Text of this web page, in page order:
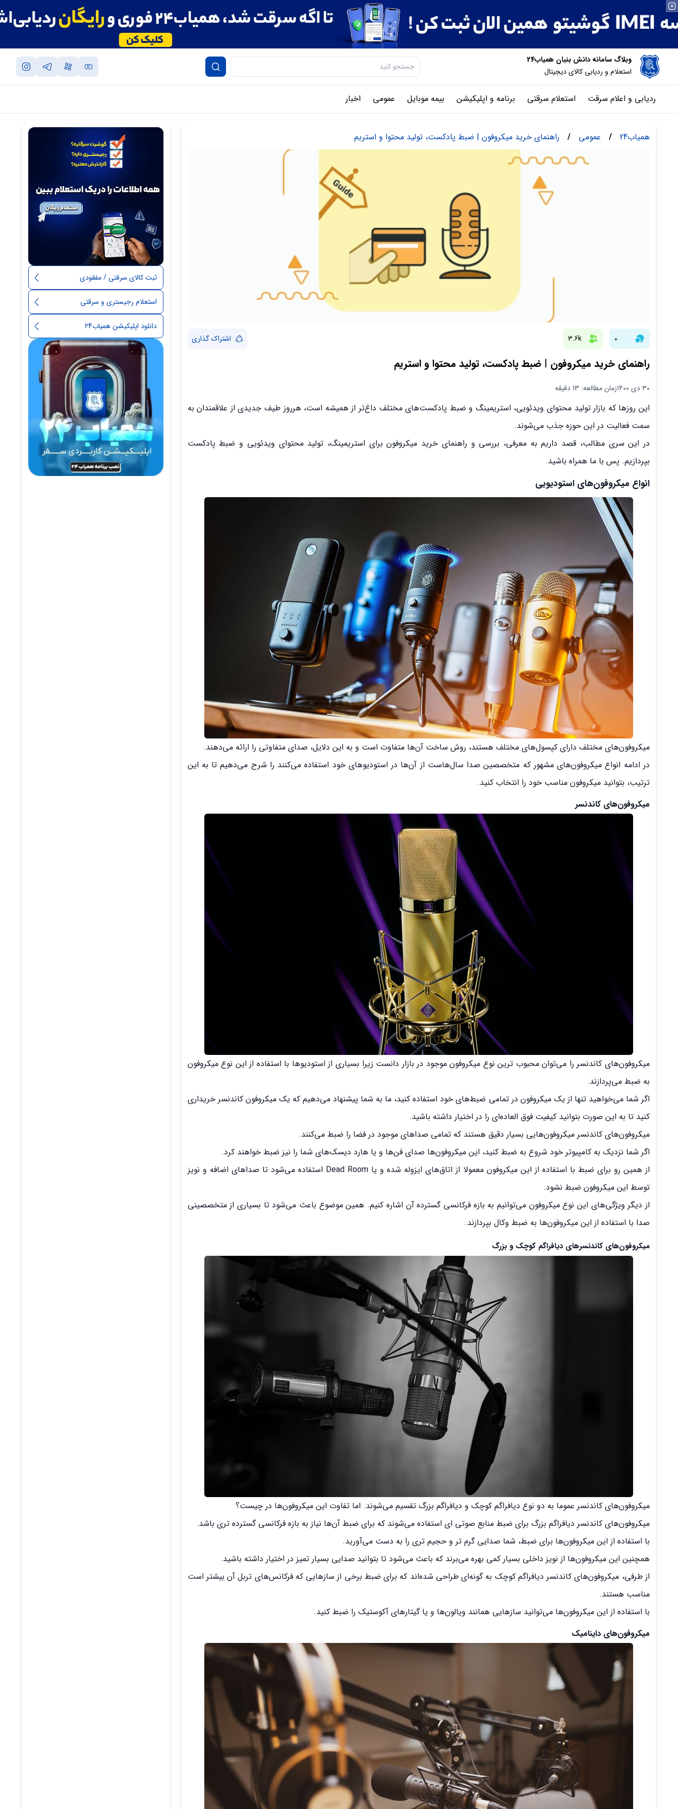
وبلاگ سامانه دانش بنیان همیاب24
استعلام و ردیابی کالای دیجیتال
ردیابی و اعلام سرقت استعلام سرقتی برنامه و اپلیکیشن بیمه موبایل عمومی اخبار
همیاب24 / عمومی / راهنمای خرید میکروفون | ضبط پادکست، تولید محتوا و استریم
0
3.6k اشتراک گذاری
راهنمای خرید میکروفون | ضبط پادکست، تولید محتوا و استریم
۳۰ دی ۱۴۰۰ زمان مطالعه: 13 دقیقه
این روزها که بازار تولید محتوای ویدئویی، استریمینگ و ضبط پادکست‌های مختلف داغ‌تر از همیشه است، هرروز طیف جدیدی از علاقمندان به
سمت فعالیت در این حوزه جذب می‌شوند.
در این سری مطالب، قصد داریم به معرفی، بررسی و راهنمای خرید میکروفون برای استریمینگ، تولید محتوای ویدئویی و ضبط پادکست
بپردازیم. پس با ما همراه باشید.
انواع میکروفون‌های استودیویی
میکروفون‌های مختلف دارای کپسول‌های مختلف هستند، روش ساخت آن‌ها متفاوت است و به این دلایل، صدای متفاوتی را ارائه می‌دهند.
در ادامه انواع میکروفون‌های مشهور که متخصصین صدا سال‌هاست از آن‌ها در استودیوهای خود استفاده می‌کنند را شرح می‌دهیم تا به این
ترتیب، بتوانید میکروفون مناسب خود را انتخاب کنید.
میکروفون‌های کاندنسر
میکروفون‌های کاندنسر را می‌توان محبوب ترین نوع میکروفون موجود در بازار دانست زیرا بسیاری از استودیو‌ها با استفاده از این نوع میکروفون
به ضبط می‌پردازند.
اگر شما می‌خواهید تنها از یک میکروفون در تمامی ضبط‌های خود استفاده کنید، ما به شما پیشنهاد می‌دهیم که یک میکروفون کاندنسر خریداری
کنید تا به این صورت بتوانید کیفیت فوق العاده‌ای را در اختیار داشته باشید.
میکروفون‌های کاندنسر میکروفون‌هایی بسیار دقیق هستند که تمامی صداهای موجود در فضا را ضبط می‌کنند.
اگر شما نزدیک به کامپیوتر خود شروع به ضبط کنید، این میکروفون‌ها صدای فن‌ها و یا هارد دیسک‌های شما را نیز ضبط خواهند کرد.
از همین رو برای ضبط با استفاده از این میکروفون معمولا از اتاق‌های ایزوله شده و یا Dead Room استفاده می‌شود تا صداهای اضافه و نویز
توسط این میکروفون ضبط نشود.
از دیگر ویژگی‌های این نوع میکروفون می‌توانیم به بازه فرکانسی گسترده آن اشاره کنیم. همین موضوع باعث می‌شود تا بسیاری از متخصصینی
صدا با استفاده از این میکروفون‌ها به ضبط وکال بپردازند.
میکروفون‌های کاندنسرهای دیافراگم کوچک و بزرگ
میکروفون‌های کاندنسر عموما به دو نوع دیافراگم کوچک و دیافراگم بزرگ تقسیم می‌شوند. اما تفاوت این میکروفون‌ها در چیست؟
میکروفون‌های کاندنسر دیافراگم بزرگ برای ضبط منابع صوتی ای استفاده می‌شوند که برای ضبط آن‌ها نیاز به بازه فرکانسی گسترده تری باشد.
با استفاده از این میکروفون‌ها برای ضبط، شما صدایی گرم تر و حجیم تری را به دست می‌آورید.
همچنین این میکروفون‌ها از نویز داخلی بسیار کمی بهره می‌برند که باعث می‌شود تا بتوانید صدایی بسیار تمیز در اختیار داشته باشید.
از طرفی، میکروفون‌های کاندنسر دیافراگم کوچک به گونه‌ای طراحی شده‌اند که برای ضبط برخی از سازهایی که فرکانس‌های تربل آن بیشتر است
مناسب هستند.
با استفاده از این میکروفون‌ها می‌توانید ساز‌هایی همانند ویالون‌ها و یا گیتار‌های آکوستیک را ضبط کنید.
میکروفون‌های داینامیک
ثبت کالای سرقتی / مفقودی
استعلام رجیستری و سرقتی
دانلود اپلیکیشن همیاب24